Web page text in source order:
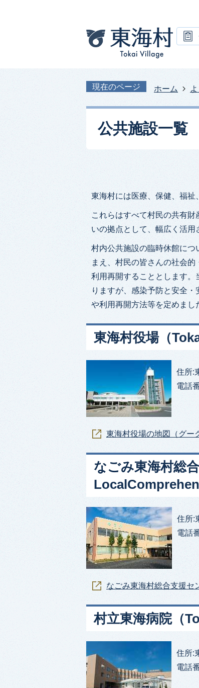
現在のページ ホーム
公共施設一覧
東海村には医療、保健、福祉
これらはすべて村民の共有
いの拠点として、幅広く活用
村内公共施設の臨時休館に
まえ、村民の皆さんの社会
利用再開することとします
りますが、感染予防と安全
や利用再開方法等を定めまし
東海村役場（
住所:
電話
東海村役場の地図（グー
なごみ東海村総
住所:
電話
なごみ東海村総合支援セ
村立東海病院（
住所:
電話